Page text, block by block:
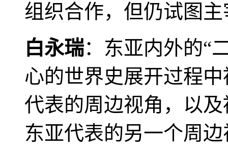
组织合作，但仍试图
白永瑞：东亚内外的“
心的世界史展开过程
代表的周边视角，以
东亚代表的另一个周